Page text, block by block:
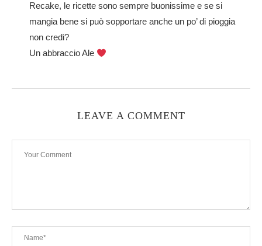
Recake, le ricette sono sempre buonissime e se si
mangia bene si può sopportare anche un po’ di pioggia
non credi?
Un abbraccio Ale
LEAVE A COMMENT